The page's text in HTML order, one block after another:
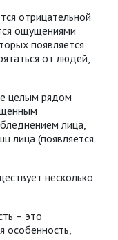
отрицательной
ощущениями
появляется
от людей,
целым рядом
лица,
лица (появляется
несколько
– это
особенность,